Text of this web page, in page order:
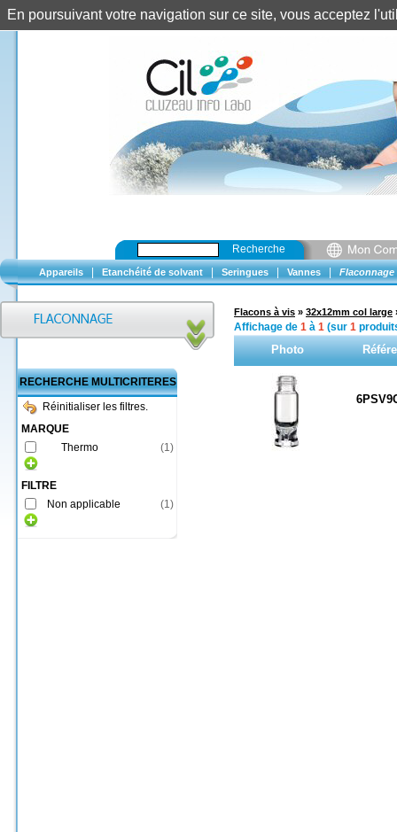
Recherche
Appareils Etanchéité de solvant Seringues Vannes Flaconnage
RECHERCHE MULTICRITERES
Réinitialiser les filtres.
MARQUE
Thermo
(1)
FILTRE
Non applicable
(1)
Flacons à vis » 32x12mm col large
Affichage de 1 à 1 (sur 1
Photo
En poursuivant votre navigation sur ce site, vous acceptez